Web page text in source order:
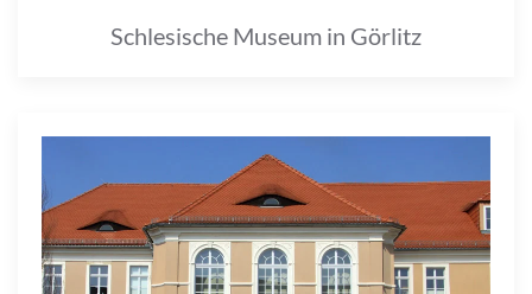
Schlesische Museum in Görlitz